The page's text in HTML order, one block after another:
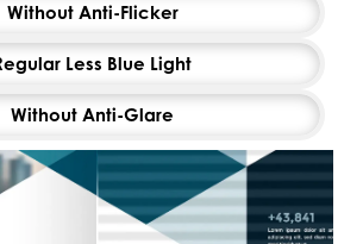
Without Anti-Flicker
Less Blue Light
Without Anti-Glare
ASTIGMATISM
your left eye with your left hand
at the image, then do the
rest for 20 minutes if some lines
greyer than others.
AMSLER GRID
of the lines in the grid appear
look like a square or the same
size.
CORRECTION
eye position to one-ninth of the
effectively prevent neck and
shoulder pain.